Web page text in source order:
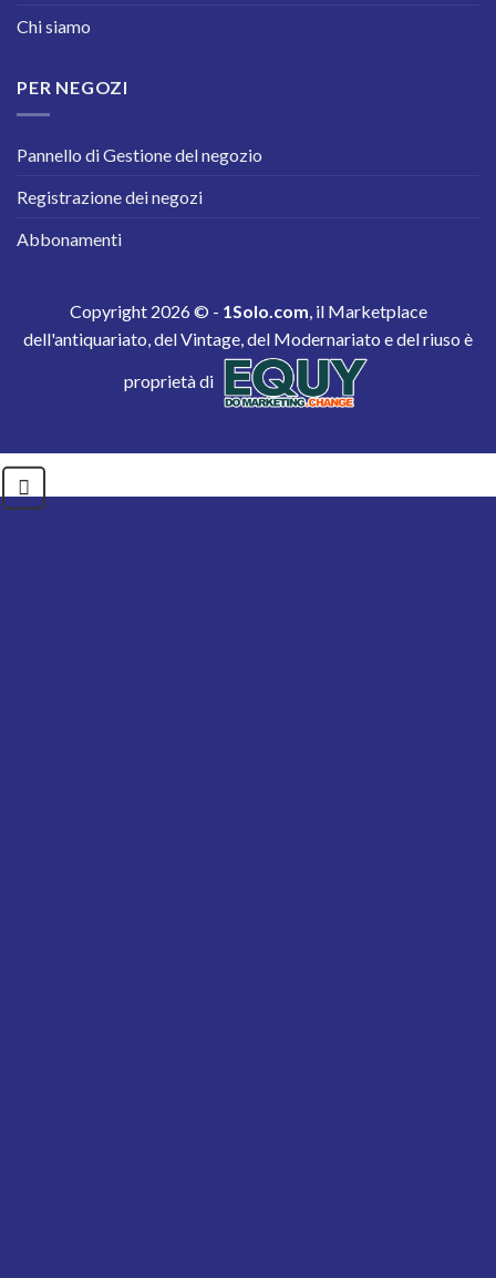
Chi siamo
PER NEGOZI
Pannello di Gestione del negozio
Registrazione dei negozi
Abbonamenti
Copyright 2026 © - 1Solo.com , il Marketplace
dell'antiquariato, del Vintage, del Modernariato e del riuso è
proprietà di